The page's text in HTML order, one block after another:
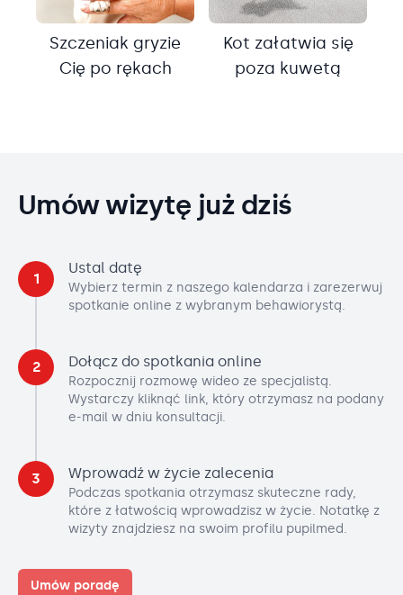
Szczeniak gryzie
Cię po rękach
Kot załatwia się
poza kuwetą
Umów wizytę już dziś
1
Ustal datę
Wybierz termin z naszego kalendarza i zarezerwuj
spotkanie online z wybranym behawiorystą.
2 Dołącz do spotkania online
Rozpocznij rozmowę wideo ze specjalistą.
Wystarczy kliknąć link, który otrzymasz na podany
e-mail w dniu konsultacji.
3 Wprowadź w życie zalecenia
Podczas spotkania otrzymasz skuteczne rady,
które z łatwością wprowadzisz w życie. Notatkę z
wizyty znajdziesz na swoim profilu pupilmed.
Umów poradę